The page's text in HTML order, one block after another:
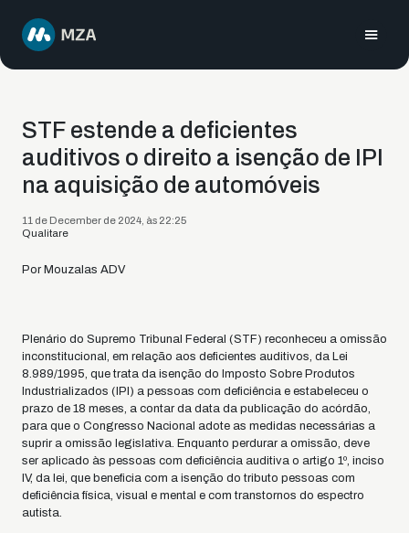
STF estende a deficientes
auditivos o direito a isenção de IPI
na aquisição de automóveis
11 de December de 2024, às 22:25
Qualitare
Por Mouzalas ADV
Plenário do Supremo Tribunal Federal (STF) reconheceu a omissão
inconstitucional, em relação aos deficientes auditivos, da Lei
8.989/1995, que trata da isenção do Imposto Sobre Produtos
Industrializados (IPI) a pessoas com deficiência e estabeleceu o
prazo de 18 meses, a contar da data da publicação do acórdão,
para que o Congresso Nacional adote as medidas necessárias a
suprir a omissão legislativa. Enquanto perdurar a omissão, deve
ser aplicado às pessoas com deficiência auditiva o artigo 1º, inciso
IV, da lei, que beneficia com a isenção do tributo pessoas com
deficiência física, visual e mental e com transtornos do espectro
autista.